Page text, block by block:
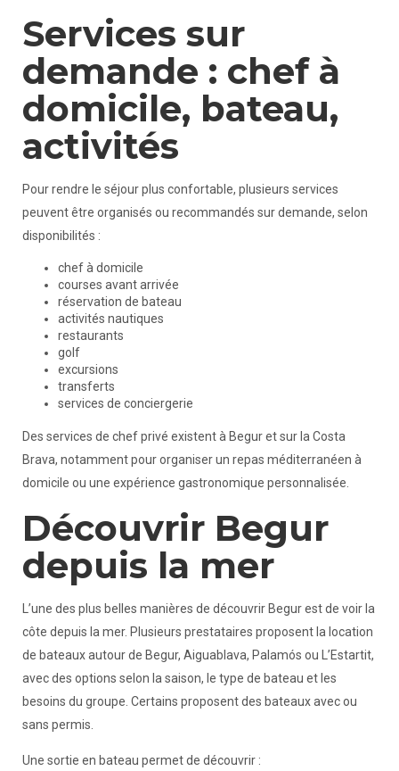
Services sur
demande : chef à
domicile, bateau,
activités
Pour rendre le séjour plus confortable, plusieurs services
peuvent être organisés ou recommandés sur demande, selon
disponibilités :
chef à domicile
courses avant arrivée
réservation de bateau
activités nautiques
restaurants
golf
excursions
transferts
services de conciergerie
Des services de chef privé existent à Begur et sur la Costa
Brava, notamment pour organiser un repas méditerranéen à
domicile ou une expérience gastronomique personnalisée.
Découvrir Begur
depuis la mer
L’une des plus belles manières de découvrir Begur est de voir la
côte depuis la mer. Plusieurs prestataires proposent la location
de bateaux autour de Begur, Aiguablava, Palamós ou L’Estartit,
avec des options selon la saison, le type de bateau et les
besoins du groupe. Certains proposent des bateaux avec ou
sans permis.
Une sortie en bateau permet de découvrir :